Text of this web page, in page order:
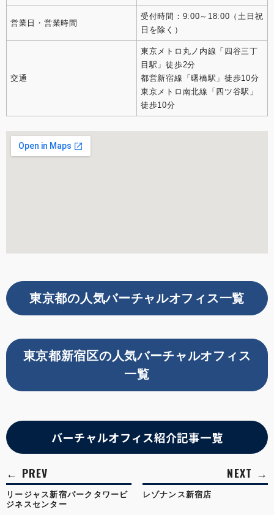
営業日・営業時間
受付時間：9:00～18:00（土日祝
日を除く）
交通
東京メトロ丸ノ内線「四谷三丁
目駅」徒歩2分
都営新宿線「曙橋駅」徒歩10分
東京メトロ南北線「四ツ谷駅」
徒歩10分
東京都の人気バーチャルオフィス一覧
東京都新宿区の人気バーチャルオフィス
一覧
バーチャルオフィス紹介記事一覧
リージャス新宿パークタワービ
ジネスセンター
レゾナンス新宿店